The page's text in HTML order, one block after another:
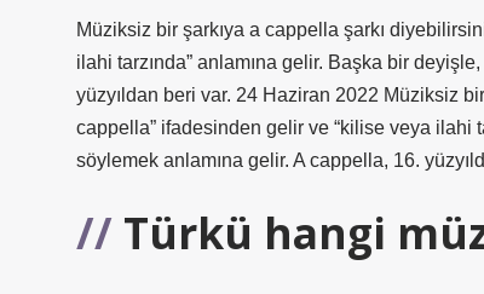
Müziksiz bir şarkıya a cappella şarkı
ilahi tarzında” anlamına gelir. Başka bir
yüzyıldan beri var. 24 Haziran 2022 Müziksiz
cappella” ifadesinden gelir ve “kilise veya ilahi
söylemek anlamına gelir. A cappella, 16.
Türkü hangi